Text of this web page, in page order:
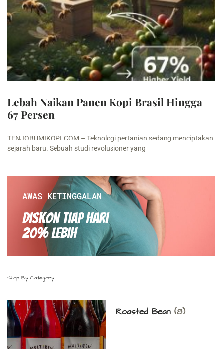
Lebah Naikan Panen Kopi Brasil Hingga
67 Persen
TENJOBUMIKOPI.COM – Teknologi pertanian sedang menciptakan
sejarah baru. Sebuah studi revolusioner yang
AWAS KETINGGALAN
Diskon Tiap hari
20% Lebih
Shop By Category
Roasted Bean (8)